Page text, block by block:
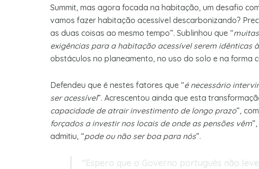
Summit, mas agora focada na habitação, um desafio
vamos fazer habitação acessível descarbonizando?
as duas coisas ao mesmo tempo”. Sublinhou que “
exigências para a habitação acessível serem idênticas
obstáculos no planeamento, no uso do solo e na forma
Defendeu que é nestes fatores que “é necessário
ser acessível”. Acrescentou ainda que esta
capacidade de atrair investimento de longo prazo”,
forçados a investir nos locais de onde as pensões vêm
admitiu, “pode ou não ser boa para nós”.
“Espero que o Governo português não